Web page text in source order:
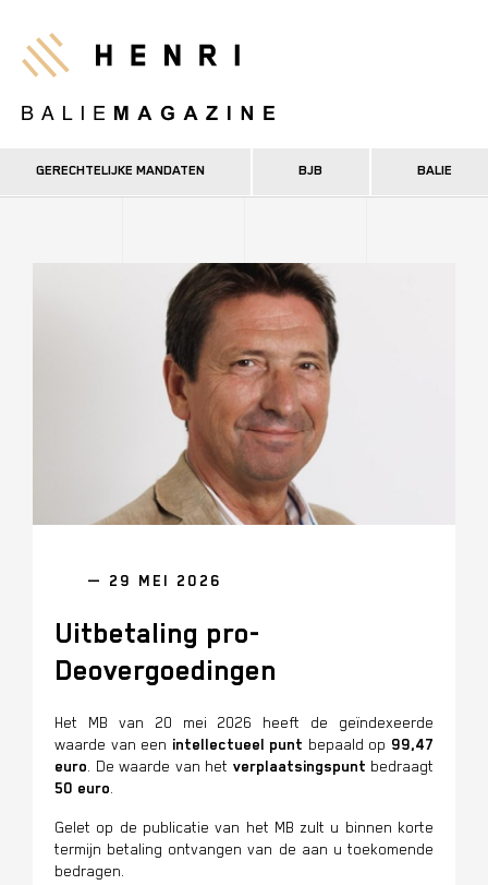
naar
inhoud
Henri
GERECHTELIJKE MANDATEN BJB BALIE
— 29 MEI 2026
Uitbetaling pro-
Deovergoedingen
Het MB van 20 mei 2026 heeft de geïndexeerde
waarde van een intellectueel punt bepaald op 99,47
euro. De waarde van het verplaatsingspunt bedraagt
50 euro.
Gelet op de publicatie van het MB zult u binnen korte
termijn betaling ontvangen van de aan u toekomende
bedragen.